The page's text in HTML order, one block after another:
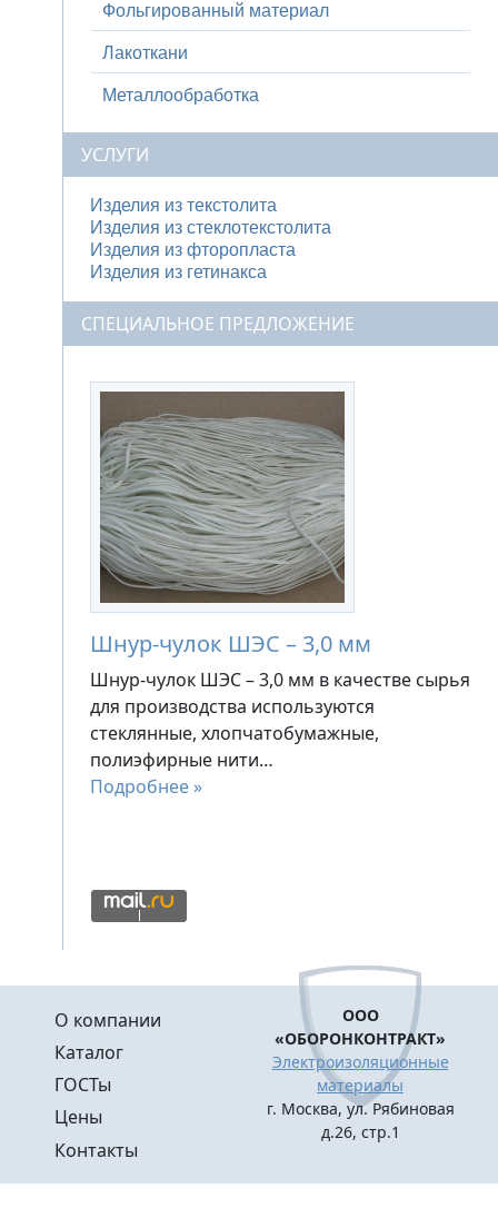
Фольгированный материал
Лакоткани
Металлообработка
УСЛУГИ
Изделия из текстолита
Изделия из стеклотекстолита
Изделия из фторопласта
Изделия из гетинакса
СПЕЦИАЛЬНОЕ ПРЕДЛОЖЕНИЕ
Шнур-чулок ШЭС – 3,0 мм
Шнур-чулок ШЭС – 3,0 мм в качестве сырья
для производства используются
стеклянные, хлопчатобумажные,
полиэфирные нити…
Подробнее »
Меню в подвале
О компании
Каталог
ГОСТы
Цены
Контакты
ООО
«ОБОРОНКОНТРАКТ»
Электроизоляционные
материалы
г. Москва, ул. Рябиновая
д.26, стр.1